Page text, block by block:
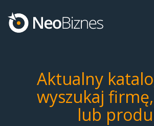
Aktualny
wyszukaj
lub